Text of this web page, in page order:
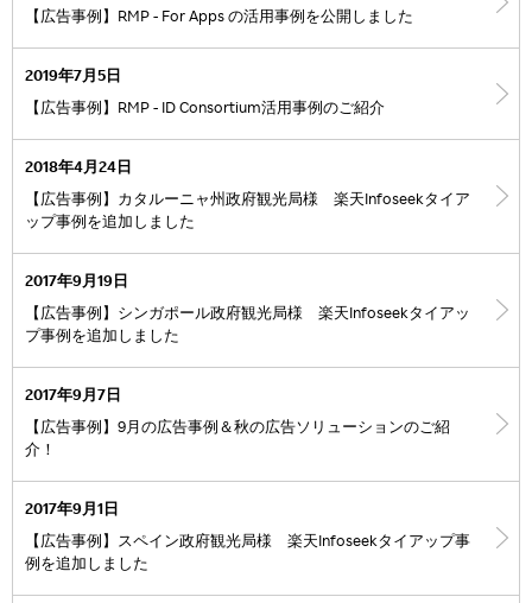
【広告事例】RMP - For Apps の活用事例を公開しました
2019年7月5日
【広告事例】RMP - ID Consortium活用事例のご紹介
2018年4月24日
【広告事例】カタルーニャ州政府観光局様 楽天Infoseekタイア
ップ事例を追加しました
2017年9月19日
【広告事例】シンガポール政府観光局様 楽天Infoseekタイアッ
プ事例を追加しました
2017年9月7日
【広告事例】9月の広告事例＆秋の広告ソリューションのご紹
介！
2017年9月1日
【広告事例】スペイン政府観光局様 楽天Infoseekタイアップ事
例を追加しました